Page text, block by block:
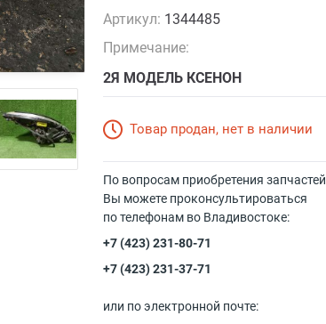
Артикул: 1344485
Примечание:
2Я МОДЕЛЬ КСЕНОН
Товар продан, нет в наличии
По вопросам приобретения запчастей
Вы можете проконсультироваться
по телефонам во Владивостоке:
+7 (423) 231-80-71
+7 (423) 231-37-71
или по электронной почте: